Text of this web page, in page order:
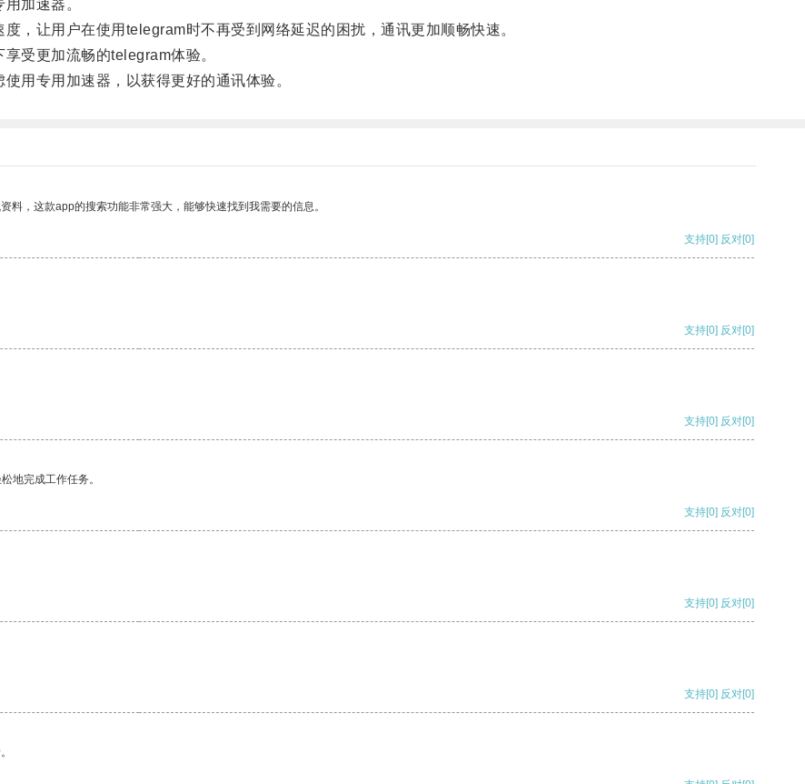
加速器。
让用户在使用telegram时不再受到网络延迟的困扰，通讯更加顺畅快速。
受更加流畅的telegram体验。
专用加速器，以获得更好的通讯体验。
，这款app的搜索功能非常强大，能够快速找到我需要的信息。
支持[0] 反对[0]
支持[0] 反对[0]
支持[0] 反对[0]
地完成工作任务。
支持[0] 反对[0]
支持[0] 反对[0]
支持[0] 反对[0]